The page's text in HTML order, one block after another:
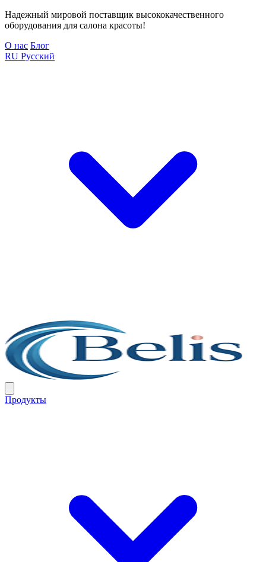
Надежный мировой поставщик высококачественного
оборудования для салона красоты!
О нас Блог
RU Русский
Продукты